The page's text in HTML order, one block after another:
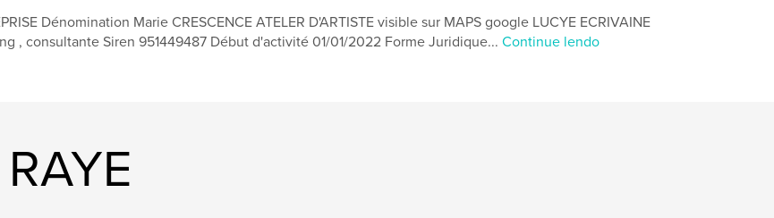
Dénomination Marie CRESCENCE ATELER D'ARTISTE visible sur MAPS google LUCYE ECRIVAINE
, consultante Siren 951449487 Début d'activité 01/01/2022 Forme Juridique... Continue lendo